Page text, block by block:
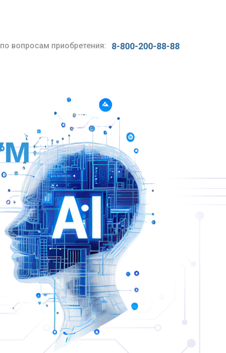
по вопросам приобретения: 8-800-200-88-88